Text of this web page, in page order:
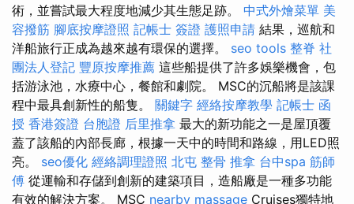
術，並嘗試最大程度地減少其生態足跡。 中式外燴菜單 美
容撥筋 腳底按摩證照 記帳士 簽證 護照申請 結果，巡航和
洋船旅行正成為越來越有環保的選擇。 seo tools 整脊 社
團法人登記 豐原按摩推薦 這些船提供了許多娛樂機會，包
括游泳池，水療中心，餐館和劇院。 MSC的沉船將是該課
程中最具創新性的船隻。 關鍵字 經絡按摩教學 記帳士 函
授 香港簽證 台胞證 后里推拿 最大的新功能之一是屋頂覆
蓋了該船的內部長廊，根據一天中的時間和路線，用LED照
亮。 seo優化 經絡調理證照 北屯 整骨 推拿 台中spa 筋師
傅 從運輸和存儲到創新的建築項目，造船廠是一種多功能
有效的解決方案。 MSC nearby massage Cruises獨特地